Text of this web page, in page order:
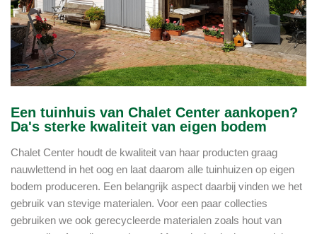
Een tuinhuis van Chalet Center aankopen?
Da's sterke kwaliteit van eigen bodem
Chalet Center houdt de kwaliteit van haar producten graag
nauwlettend in het oog en laat daarom alle tuinhuizen op eigen
bodem produceren. Een belangrijk aspect daarbij vinden we het
gebruik van stevige materialen. Voor een paar collecties
gebruiken we ook gerecycleerde materialen zoals hout van